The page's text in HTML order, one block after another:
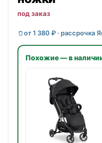
под заказ
от 1 380 ₽ · рассрочка
Похожие — в